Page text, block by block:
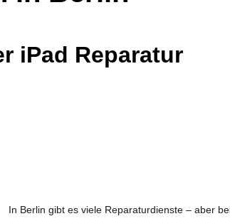
iPad Reparatur
In Berlin gibt es viele Reparaturdienste – aber